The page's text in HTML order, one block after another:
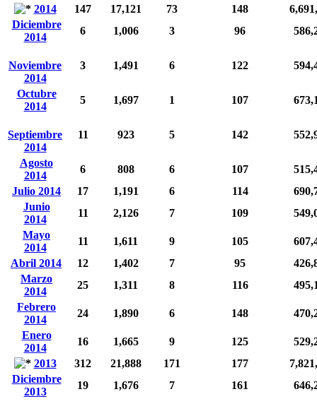
2014
147 17,121 73 148
Diciembre
2014
6 1,006 3 96
Noviembre
2014
3 1,491 6 122
Octubre
2014
5 1,697 1 107
Septiembre
2014
11 923 5 142
Agosto
2014
6 808 6 107
Julio 2014
17 1,191 6 114
Junio
2014
11 2,126 7 109
Mayo
2014
11 1,611 9 105
Abril 2014
12 1,402 7 95
Marzo
2014
25 1,311 8 116
Febrero
2014
24 1,890 6 148
Enero
2014
16 1,665 9 125
2013
312 21,888 171 177
Diciembre
2013
19 1,676 7 161